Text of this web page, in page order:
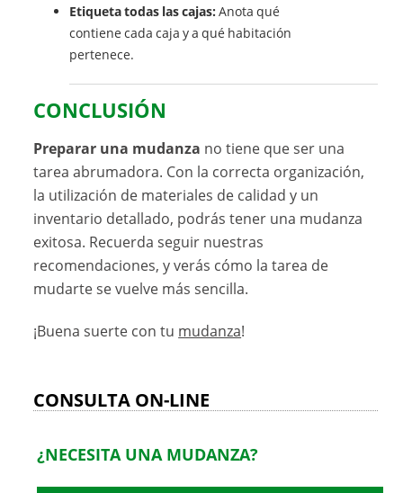
Etiqueta todas las cajas: Anota qué
contiene cada caja y a qué habitación
pertenece.
CONCLUSIÓN
Preparar una mudanza no tiene que ser una
tarea abrumadora. Con la correcta organización,
la utilización de materiales de calidad y un
inventario detallado, podrás tener una mudanza
exitosa. Recuerda seguir nuestras
recomendaciones, y verás cómo la tarea de
mudarte se vuelve más sencilla.
¡Buena suerte con tu mudanza!
CONSULTA ON-LINE
¿NECESITA UNA MUDANZA?